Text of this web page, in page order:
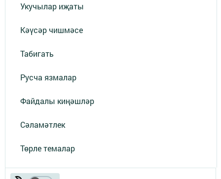
Укучылар иҗаты
Кәүсәр чишмәсе
Табигать
Русча язмалар
Файдалы киңәшләр
Сәламәтлек
Төрле темалар